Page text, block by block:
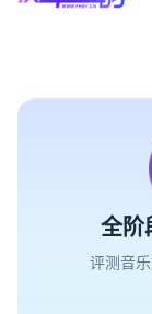
全阶
评测音